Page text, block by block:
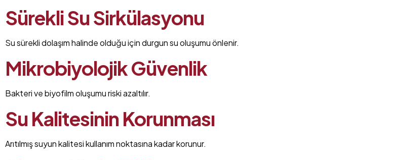
Sürekli Su Sirkülasyonu
Su sürekli dolaşım halinde olduğu için durgun su oluşumu önlenir.
Mikrobiyolojik Güvenlik
Bakteri ve biyofilm oluşumu riski azaltılır.
Su Kalitesinin Korunması
Arıtılmış suyun kalitesi kullanım noktasına kadar korunur.